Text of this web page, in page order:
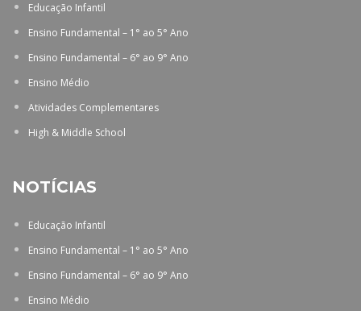
Educação Infantil
Ensino Fundamental – 1° ao 5° Ano
Ensino Fundamental – 6° ao 9° Ano
Ensino Médio
Atividades Complementares
High & Middle School
NOTÍCIAS
Educação Infantil
Ensino Fundamental – 1° ao 5° Ano
Ensino Fundamental – 6° ao 9° Ano
Ensino Médio